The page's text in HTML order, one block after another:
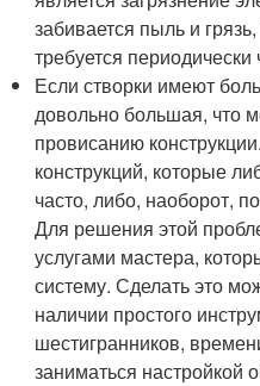
забивается пыль и
требуется
Если створки имеют
довольно большая, что
провисанию
конструкций, которые
часто, либо, наоборот,
Для решения этой
услугами мастера,
систему. Сделать это
наличии простого
шестигранников,
заниматься настройкой